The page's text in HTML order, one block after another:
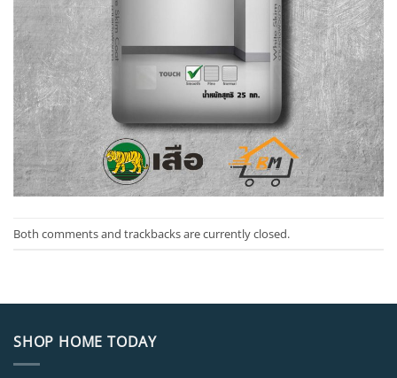
Both comments and trackbacks are currently closed.
SHOP HOME TODAY